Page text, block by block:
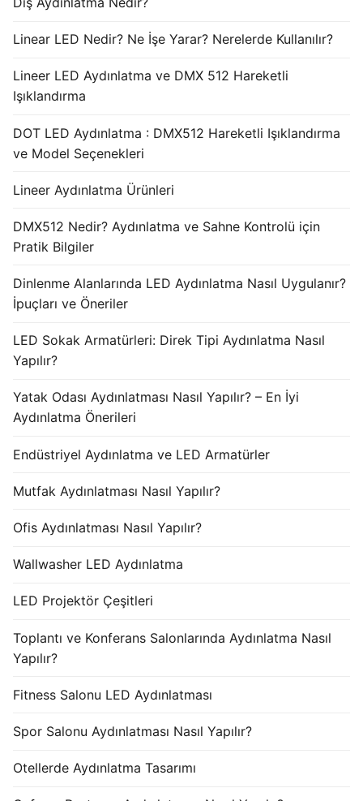
Linear LED Nedir? Ne İşe Yarar? Nerelerde Kullanılır?
Lineer LED Aydınlatma ve DMX 512 Hareketli
Işıklandırma
DOT LED Aydınlatma : DMX512 Hareketli Işıklandırma
ve Model Seçenekleri
Lineer Aydınlatma Ürünleri
DMX512 Nedir? Aydınlatma ve Sahne Kontrolü için
Pratik Bilgiler
Dinlenme Alanlarında LED Aydınlatma Nasıl Uygulanır?
İpuçları ve Öneriler
LED Sokak Armatürleri: Direk Tipi Aydınlatma Nasıl
Yapılır?
Yatak Odası Aydınlatması Nasıl Yapılır? – En İyi
Aydınlatma Önerileri
Endüstriyel Aydınlatma ve LED Armatürler
Mutfak Aydınlatması Nasıl Yapılır?
Ofis Aydınlatması Nasıl Yapılır?
Wallwasher LED Aydınlatma
LED Projektör Çeşitleri
Toplantı ve Konferans Salonlarında Aydınlatma Nasıl
Yapılır?
Fitness Salonu LED Aydınlatması
Spor Salonu Aydınlatması Nasıl Yapılır?
Otellerde Aydınlatma Tasarımı